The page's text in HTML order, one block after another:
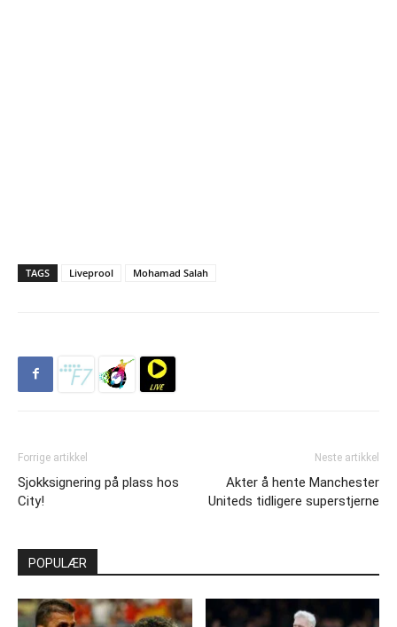
TAGS Liveprool Mohamad Salah
Forrige artikkel
Sjokksignering på plass hos
City!
Neste artikkel
Akter å hente Manchester
Uniteds tidligere superstjerne
POPULÆR